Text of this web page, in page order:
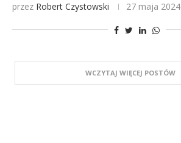
przez Robert Czystowski 27 maja 2024
WCZYTAJ WIĘCEJ POSTÓW